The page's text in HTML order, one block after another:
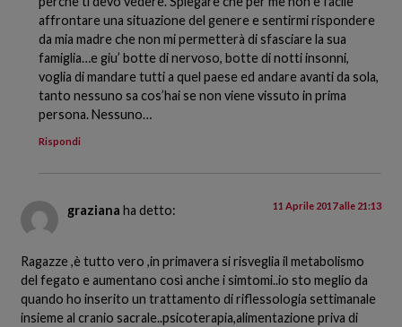
affrontare una situazione del genere e sentirmi rispondere
da mia madre che non mi permetterà di sfasciare la sua
famiglia…e giu’ botte di nervoso, botte di notti insonni,
voglia di mandare tutti a quel paese ed andare avanti da sola,
tanto nessuno sa cos’hai se non viene vissuto in prima
persona. Nessuno…
Rispondi
graziana ha detto: 11 Aprile 2017 alle 21:13
Ragazze ,è tutto vero ,in primavera si risveglia il metabolismo
del fegato e aumentano così anche i simtomi..io sto meglio da
quando ho inserito un trattamento di riflessologia settimanale
insieme al cranio sacrale..psicoterapia,alimentazione priva di